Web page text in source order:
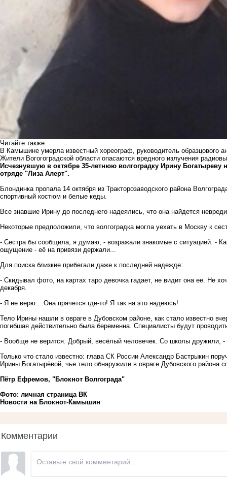
Читайте также:
В Камышине умерла известный хореограф, руководитель образцового
Жители Вогогоградской области опасаются вредного излучения
Исчезнувшую в октябре 35-летнюю волгоградку Ирину
отряде "Лиза Алерт".
Блондинка пропала 14 октября из Тракторозаводского района
спортивный костюм и белые кеды.
Все знавшие Ирину до последнего надеялись, что она найдется
Некоторые предположили, что волгоградка могла уехать в Москву к
- Сестра бы сообщила, я думаю, - возражали знакомые с ситуацией. -
ощущение - её на привязи держали...
Для поиска близкие прибегали даже к последней надежде:
- Скидывал фото, на картах таро девочка гадает, не видит она ее. Не
декабря.
- Я не верю....Она прячется где-то! Я так на это надеюсь!
Тело Ирины нашли в овраге в Дубовском районе, как стало известно
погибшая действительно была беременна. Специалисты будут
- Вообще не верится. Добрый, весёлый человечек. Со школы дружили, -
Только что стало известно: глава СК России Александр Бастрыкин
Ирины Богатырёвой, чье тело обнаружили в овраге Дубовского района
Пётр Ефремов, "Блокнот Волгограда"
Фото: личная страница ВК
Новости на Блoкнoт-Камышин
Комментарии